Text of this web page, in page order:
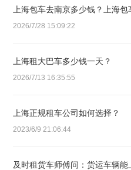
上海包车去南京多少钱？上海
2026/7/28 15:09:22
上海租大巴车多少钱一天？
2026/7/13 16:35:55
上海正规租车公司如何选择？
2023/6/9 21:06:44
及时租货车师傅问：货运车辆能